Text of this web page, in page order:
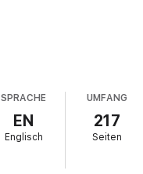
SPRACHE
EN
Englisch
UMFANG
217
Seiten